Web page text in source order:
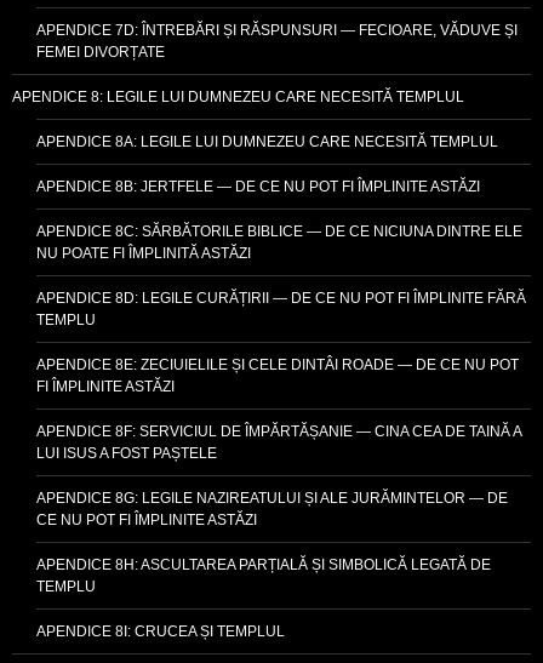
APENDICE 7D: ÎNTREBĂRI ȘI RĂSPUNSURI — FECIOARE, VĂDUVE ȘI
FEMEI DIVORȚATE
APENDICE 8: LEGILE LUI DUMNEZEU CARE NECESITĂ TEMPLUL
APENDICE 8A: LEGILE LUI DUMNEZEU CARE NECESITĂ TEMPLUL
APENDICE 8B: JERTFELE — DE CE NU POT FI ÎMPLINITE ASTĂZI
APENDICE 8C: SĂRBĂTORILE BIBLICE — DE CE NICIUNA DINTRE ELE
NU POATE FI ÎMPLINITĂ ASTĂZI
APENDICE 8D: LEGILE CURĂȚIRII — DE CE NU POT FI ÎMPLINITE FĂRĂ
TEMPLU
APENDICE 8E: ZECIUIELILE ȘI CELE DINTÂI ROADE — DE CE NU POT
FI ÎMPLINITE ASTĂZI
APENDICE 8F: SERVICIUL DE ÎMPĂRTĂȘANIE — CINA CEA DE TAINĂ A
LUI ISUS A FOST PAȘTELE
APENDICE 8G: LEGILE NAZIREATULUI ȘI ALE JURĂMINTELOR — DE
CE NU POT FI ÎMPLINITE ASTĂZI
APENDICE 8H: ASCULTAREA PARȚIALĂ ȘI SIMBOLICĂ LEGATĂ DE
TEMPLU
APENDICE 8I: CRUCEA ȘI TEMPLUL